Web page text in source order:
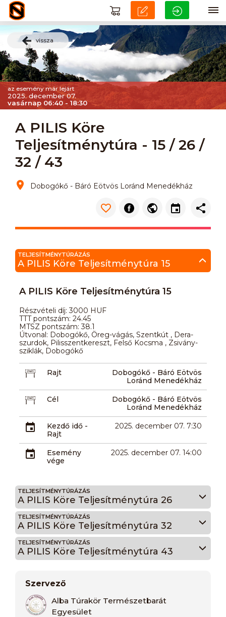
vissza
az esemény már lejárt
2025. december 07.
vasárnap 06:40 - 18:30
A PILIS Köre
Teljesítménytúra - 15 / 26 /
32 / 43
Dobogókő - Báró Eötvös Loránd Menedékház
TELJESÍTMÉNYTÚRÁZÁS
A PILIS Köre Teljesítménytúra 15
A PILIS Köre Teljesítménytúra 15
Részvételi díj: 3000 HUF
TTT pontszám: 24.45
MTSZ pontszám: 38.1
Útvonal: Dobogókő, Öreg-vágás, Szentkút , Dera-
szurdok, Pilisszentkereszt, Felső Kocsma , Zsivány-
sziklák, Dobogókő
Rajt
Dobogókő - Báró Eötvös
Loránd Menedékház
Cél
Dobogókő - Báró Eötvös
Loránd Menedékház
Kezdő idő -
Rajt
2025. december 07. 7:30
Esemény
vége
2025. december 07. 14:00
TELJESÍTMÉNYTÚRÁZÁS
A PILIS Köre Teljesítménytúra 26
TELJESÍTMÉNYTÚRÁZÁS
A PILIS Köre Teljesítménytúra 32
TELJESÍTMÉNYTÚRÁZÁS
A PILIS Köre Teljesítménytúra 43
Szervező
Alba Túrakör Természetbarát
Egyesület